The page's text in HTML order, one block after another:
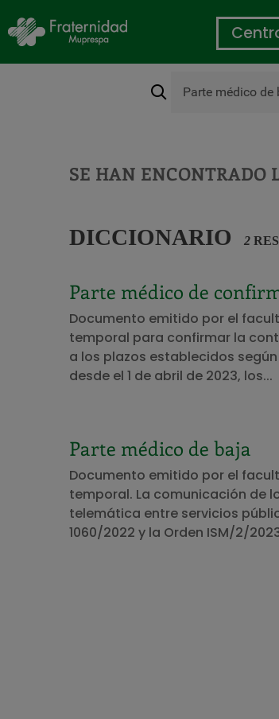
SE HAN ENCONTRADO
DICCIONARIO 2
Parte médico de
Documento emitido por el
temporal para confirmar la
a los plazos establecidos
desde el 1 de abril de 2023, los...
Parte médico de baja
Documento emitido por el
temporal. La comunicación de
telemática entre servicios
1060/2022 y la Orden ISM/2/